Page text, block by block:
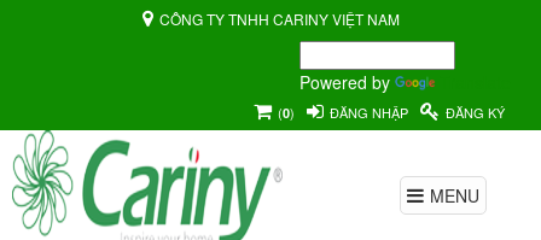
CÔNG TY TNHH CARINY VIỆT NAM
Powered by
(0) ĐĂNG NHẬP ĐĂNG KÝ
MENU